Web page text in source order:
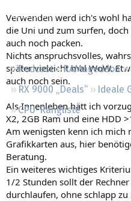
Leserartikel
Regeln
Podcast RAMageddon
RX 9000 „Deals“
Ideale
CPU-Rangliste
Verwenden werd ich's wohl
die Uni und zum surfen,
auch noch packen.
Nichts anspruchsvolles,
später vieleicht mal WoW.
auch noch sein.
Als Innenleben hätt ich
X2, 2GB Ram und eine HDD
Am wenigsten kenn ich mich
Grafikkarten aus, hier
Beratung.
Ein weiteres wichtiges
1/2 Stunden sollt der
durchlaufen, ohne schlapp zu